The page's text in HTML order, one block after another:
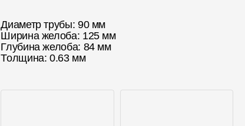
Диаметр трубы: 90 мм
Ширина желоба: 125 мм
Глубина желоба: 84 мм
Толщина: 0.63 мм